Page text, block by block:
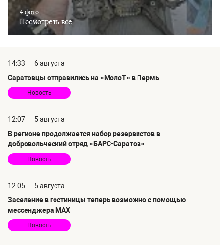
4 фото
Посмотреть все
14:33
6 августа
Саратовцы отправились на «МолоТ» в Пермь
Новость
12:07
5 августа
В регионе продолжается набор резервистов в
добровольческий отряд «БАРС-Саратов»
Новость
12:05
5 августа
Заселение в гостиницы теперь возможно с помощью
мессенджера MAX
Новость